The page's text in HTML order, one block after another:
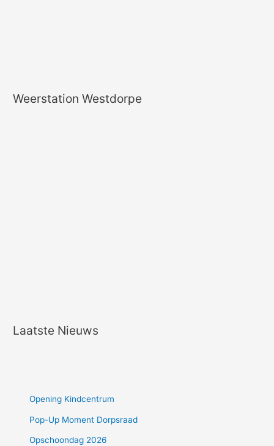
Weerstation Westdorpe
Laatste Nieuws
Opening Kindcentrum
Pop-Up Moment Dorpsraad
Opschoondag 2026